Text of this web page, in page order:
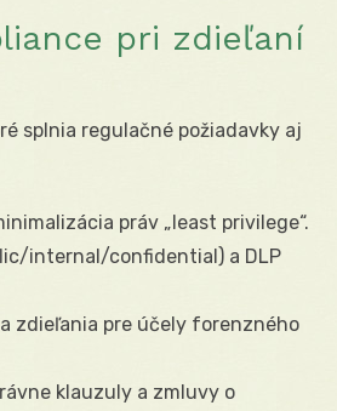
pri zdieľaní
splnia regulačné požiadavky aj
práv „least privilege“.
internal/confidential) a DLP
zdieľania pre účely forenzného
klauzuly a zmluvy o